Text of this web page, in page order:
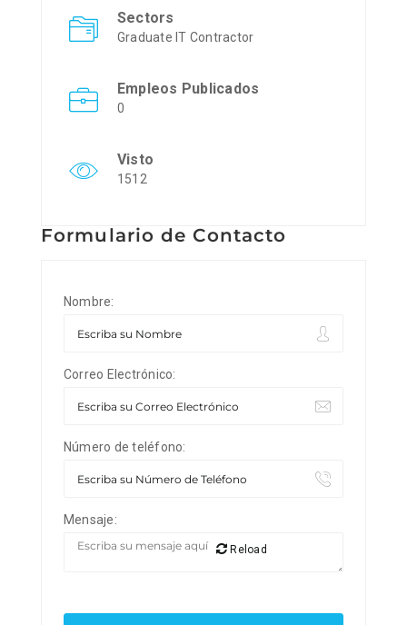
Sectors
Graduate IT Contractor
Empleos Publicados
0
Visto
1512
Formulario de Contacto
Nombre:
Correo Electrónico:
Número de teléfono:
Mensaje:
Reload